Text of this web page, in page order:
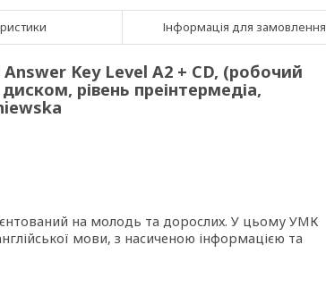
Інформація для замовлення
Key Level A2 + CD, (робочий
рівень преінтермедіа,
на молодь та дорослих. У цьому УМК
мови, з насиченою інформацією та